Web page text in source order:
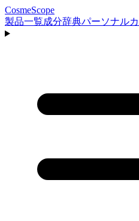
CosmeScope
製品一覧成分辞典パーソナル